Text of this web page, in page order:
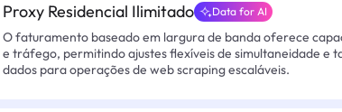
Proxy Residencial Ilimitado Data for AI
O faturamento baseado em largura de banda oferece
e tráfego, permitindo ajustes flexíveis de simultaneidade e
dados para operações de web scraping escaláveis.